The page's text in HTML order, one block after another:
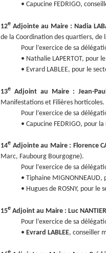
• Capucine FEDRIGO,
12e Adjointe au Maire : Nadia
de la Coordination des quartiers,
Pour l’exercice de sa
• Nathalie LAPERTOT, pour
• Evrard LABLEE, pour le
13e Adjoint au Maire : Jean-Paul
Manifestations et Filières horticoles.
Pour l’exercice de sa
• Capucine FEDRIGO, pour
14e Adjointe au Maire : Florence
Marc, Faubourg Bourgogne).
Pour l’exercice de sa
• Tiphaine
• Hugues de ROSNY, pour
15e Adjoint au Maire : Luc
Pour l’exercice de sa
• Evrard LABLEE, conseiller